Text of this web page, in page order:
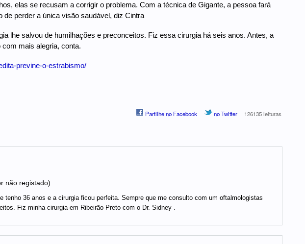
elas se recusam a corrigir o problema. Com a técnica de Gigante, a pessoa fará
perder a única visão saudável, diz Cintra
lhe salvou de humilhações e preconceitos. Fiz essa cirurgia há seis anos. Antes, a
mais alegria, conta.
previne-o-estrabismo/
Partilhe no Facebook no Twitter 126135 leituras
não registado)
tenho 36 anos e a cirurgia ficou perfeita. Sempre que me consulto com um oftalmologistas
Fiz minha cirurgia em Ribeirão Preto com o Dr. Sidney .